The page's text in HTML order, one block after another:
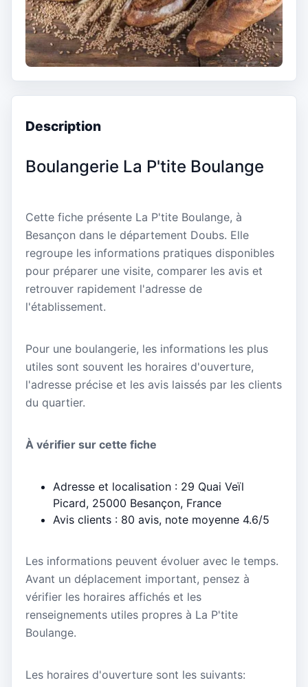
Description
Boulangerie La P'tite Boulange
Cette fiche présente La P'tite Boulange, à
Besançon dans le département Doubs. Elle
regroupe les informations pratiques disponibles
pour préparer une visite, comparer les avis et
retrouver rapidement l'adresse de
l'établissement.
Pour une boulangerie, les informations les plus
utiles sont souvent les horaires d'ouverture,
l'adresse précise et les avis laissés par les clients
du quartier.
À vérifier sur cette fiche
Adresse et localisation : 29 Quai Veïl
Picard, 25000 Besançon, France
Avis clients : 80 avis, note moyenne 4.6/5
Les informations peuvent évoluer avec le temps.
Avant un déplacement important, pensez à
vérifier les horaires affichés et les
renseignements utiles propres à La P'tite
Boulange.
Les horaires d'ouverture sont les suivants: